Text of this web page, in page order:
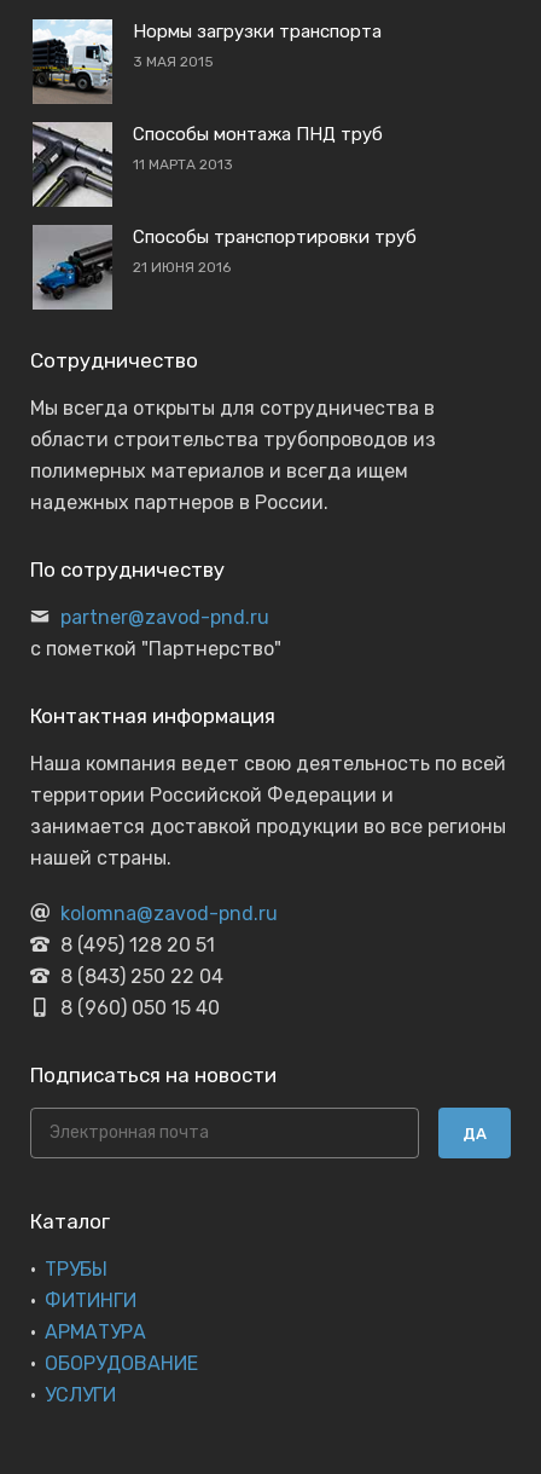
Нормы загрузки транспорта
3 МАЯ 2015
Способы монтажа ПНД труб
11 МАРТА 2013
Способы транспортировки труб
21 ИЮНЯ 2016
Сотрудничество
Мы всегда открыты для сотрудничества в
области строительства трубопроводов из
полимерных материалов и всегда ищем
надежных партнеров в России.
По сотрудничеству
partner@zavod-pnd.ru
с пометкой "Партнерство"
Контактная информация
Наша компания ведет свою деятельность по всей
территории Российской Федерации и
занимается доставкой продукции во все регионы
нашей страны.
kolomna@zavod-pnd.ru
8 (495) 128 20 51
8 (843) 250 22 04
8 (960) 050 15 40
Подписаться на новости
ДА
Каталог
ТРУБЫ
ФИТИНГИ
АРМАТУРА
ОБОРУДОВАНИЕ
УСЛУГИ